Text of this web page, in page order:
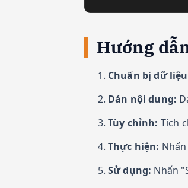
Hướng
Chuẩn bị dữ
Dán nội dung:
Tùy chỉnh: Tích
Thực hiện:
Sử dụng: Nhấn